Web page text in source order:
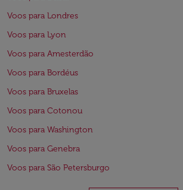
Voos para Londres
Voos para Lyon
Voos para Amesterdão
Voos para Bordéus
Voos para Bruxelas
Voos para Cotonou
Voos para Washington
Voos para Genebra
Voos para São Petersburgo